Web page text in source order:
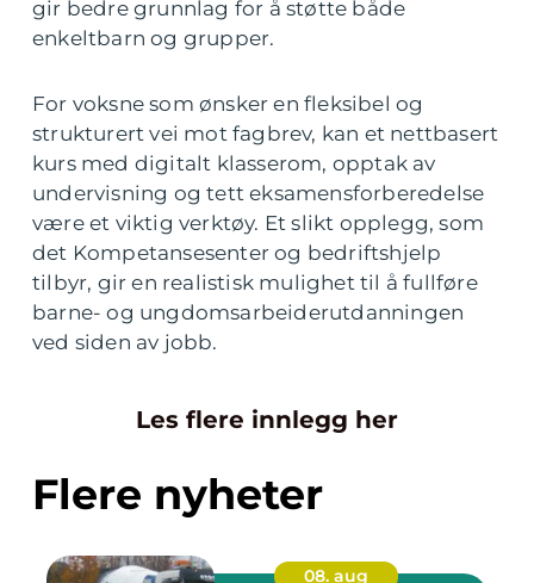
gir bedre grunnlag for å støtte både
enkeltbarn og grupper.
For voksne som ønsker en fleksibel og
strukturert vei mot fagbrev, kan et nettbasert
kurs med digitalt klasserom, opptak av
undervisning og tett eksamensforberedelse
være et viktig verktøy. Et slikt opplegg, som
det Kompetansesenter og bedriftshjelp
tilbyr, gir en realistisk mulighet til å fullføre
barne- og ungdomsarbeiderutdanningen
ved siden av jobb.
Les flere innlegg her
Flere nyheter
08. aug